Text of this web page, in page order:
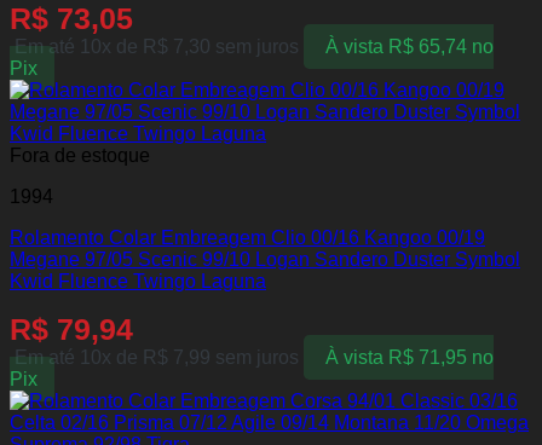
R$ 73,05
Em até 10x de R$ 7,30 sem juros À vista R$65,74 no
Pix
Fora de estoque
1994
Rolamento Colar Embreagem Clio 00/16 Kangoo 00/19
Megane 97/05 Scenic 99/10 Logan Sandero Duster Symbol
Kwid Fluence Twingo Laguna
R$ 79,94
Em até 10x de R$ 7,99 sem juros À vista R$71,95 no
Pix